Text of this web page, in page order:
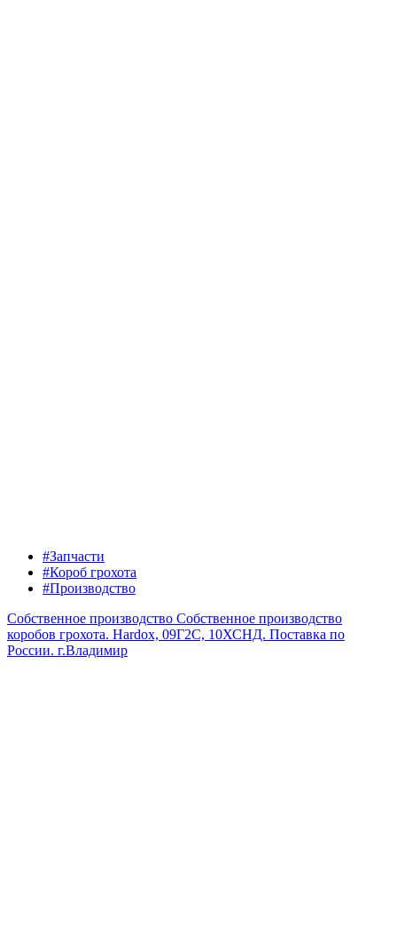
#Запчасти
#Короб грохота
#Производство
Собственное производство Собственное производство
коробов грохота. Hardox, 09Г2С, 10ХСНД. Поставка по
России. г.Владимир